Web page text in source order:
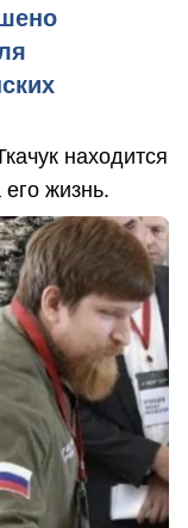
находится
жизнь.